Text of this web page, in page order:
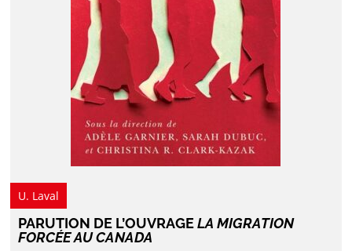
U. Laval
PARUTION DE L’OUVRAGELA MIGRATION
FORCÉE AU CANADA